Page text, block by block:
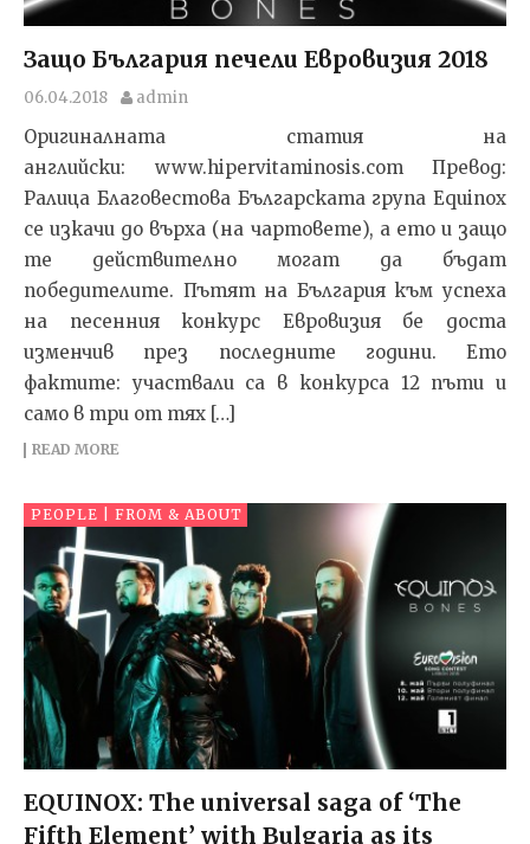
Защо България печели Евровизия 2018
06.04.2018 admin
Оригиналната статия на
английски: www.hipervitaminosis.com Превод:
Ралица Благовестова Българската група Equinox
се изкачи до върха (на чартовете), а ето и защо
те действително могат да бъдат
победителите. Пътят на България към успеха
на песенния конкурс Евровизия бе доста
изменчив през последните години. Ето
фактите: участвали са в конкурса 12 пъти и
само в три от тях […]
READ MORE
PEOPLE | FROM & ABOUT
EQUINOX: The universal saga of ‘The
Fifth Element’ with Bulgaria as its